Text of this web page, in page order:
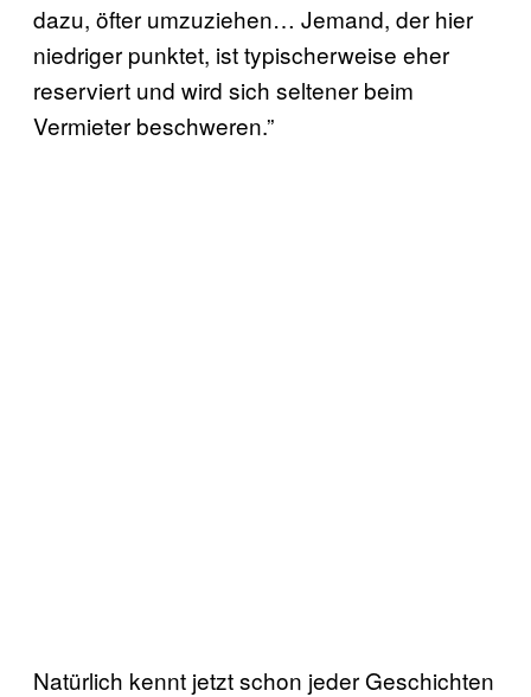
dazu, öfter umzuziehen… Jemand, der hier
niedriger punktet, ist typischerweise eher
reserviert und wird sich seltener beim
Vermieter beschweren.”
Natürlich kennt jetzt schon jeder Geschichten